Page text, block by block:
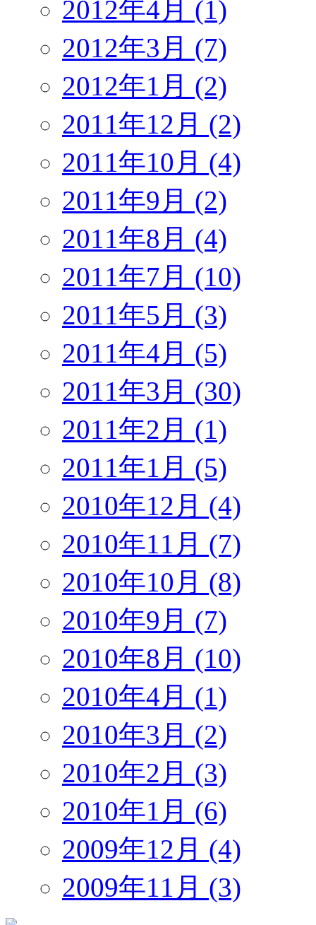
2012年4月 (1)
2012年3月 (7)
2012年1月 (2)
2011年12月 (2)
2011年10月 (4)
2011年9月 (2)
2011年8月 (4)
2011年7月 (10)
2011年5月 (3)
2011年4月 (5)
2011年3月 (30)
2011年2月 (1)
2011年1月 (5)
2010年12月 (4)
2010年11月 (7)
2010年10月 (8)
2010年9月 (7)
2010年8月 (10)
2010年4月 (1)
2010年3月 (2)
2010年2月 (3)
2010年1月 (6)
2009年12月 (4)
2009年11月 (3)